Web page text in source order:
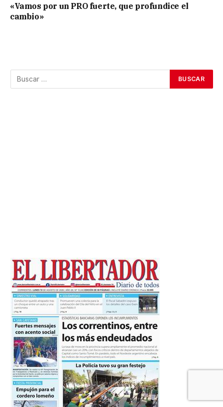
«Vamos por un PRO fuerte, que profundice el
cambio»